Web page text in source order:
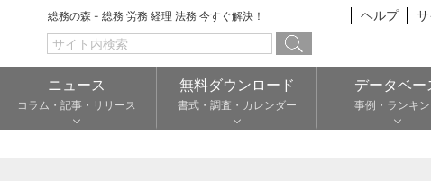
総務の森 - 総務 労務 経理 法務 今すぐ解決！ ヘルプ
ニュース
コラム・記事・リリース
無料ダウンロード
書式・調査・カレンダー
データベー
事例・ランキ